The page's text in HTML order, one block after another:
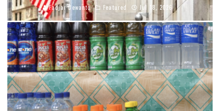
Fadjar Dewanto Featured Jul 18, 2026